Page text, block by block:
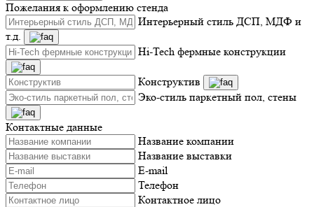
Пожелания к оформлению стенда
Интерьерный стиль ДСП, МДФ и
т.д.
Hi-Tech фермные конструкции
Конструктив
Эко-стиль паркетный пол, стены
Контактные данные
Название компании
Название выставки
E-mail
Телефон
Контактное лицо